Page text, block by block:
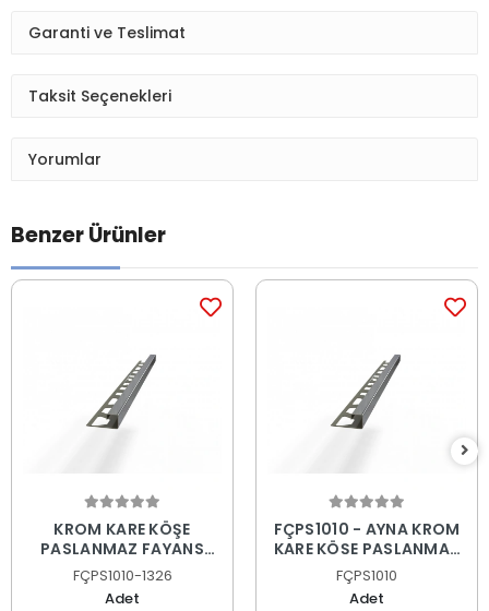
Garanti ve Teslimat
Taksit Seçenekleri
Yorumlar
Benzer Ürünler
KROM KARE KÖŞE
PASLANMAZ FAYANS
PROFİLİ
FÇPS1010-1326
Adet
FÇPS1010 - AYNA KROM
KARE KÖŞE PASLANMAZ
FAYANS PROFİLİ
FÇPS1010
Adet